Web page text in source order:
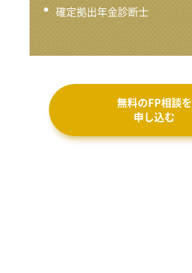
確定拠出年金診断士
無料のFP相談を
申し込む